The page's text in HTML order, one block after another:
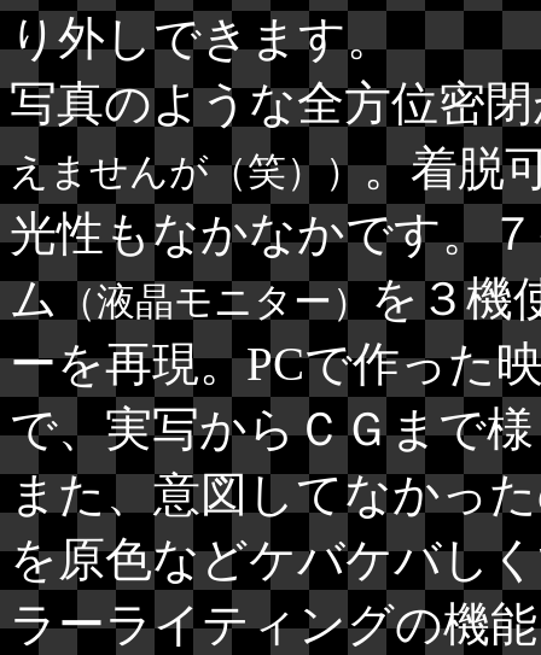
り外しできます。
写真のような全方位密
えませんが（笑））。着脱
光性もなかなかです。
ム （液晶モニター） を３機
ーを再現。PCで作った
で、実写からＣＧまで
また、意図してなかっ
を原色などケバケバし
ラーライティングの機